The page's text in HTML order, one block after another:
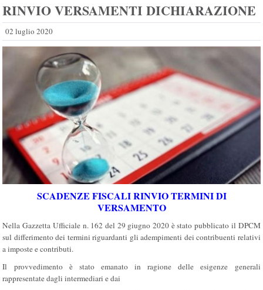
RINVIO VERSAMENTI DICHIARAZIONE
02 luglio 2020
SCADENZE FISCALI RINVIO TERMINI DI
VERSAMENTO
Nella Gazzetta Ufficiale n. 162 del 29 giugno 2020 è stato pubblicato il DPCM
sul differimento dei termini riguardanti gli adempimenti dei contribuenti relativi
a imposte e contributi.
Il provvedimento è stato emanato in ragione delle esigenze generali
rappresentate dagli intermediari e dai